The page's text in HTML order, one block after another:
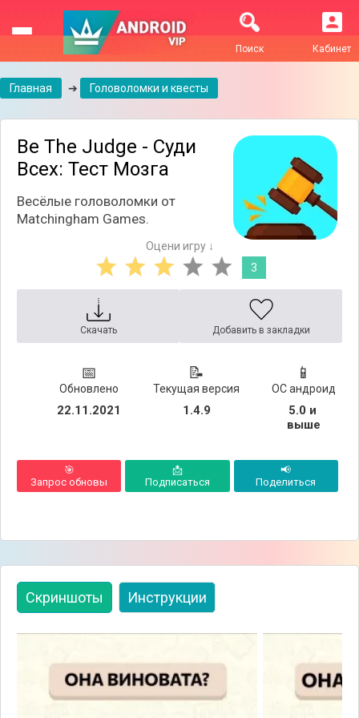
Кабинет
Поиск
Главная ➔ Головоломки и квесты
Be The Judge - Суди
Всех: Тест Мозга
Весёлые головоломки от
Matchingham Games.
Оцени игру ↓
3
Скачать Добавить в закладки
📅
Обновлено
22.11.2021
📝
Текущая версия
1.4.9
📱
ОС андроид
5.0 и
выше
🎯
Запрос обновы
📩
Подписаться
📢
Поделиться
Скриншоты Инструкции